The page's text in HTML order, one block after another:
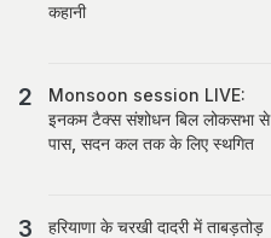
कहानी
Monsoon session LIVE:
इनकम टैक्स संशोधन बिल लोकसभा से
पास, सदन कल तक के लिए स्थगित
हरियाणा के चरखी दादरी में ताबड़तोड़